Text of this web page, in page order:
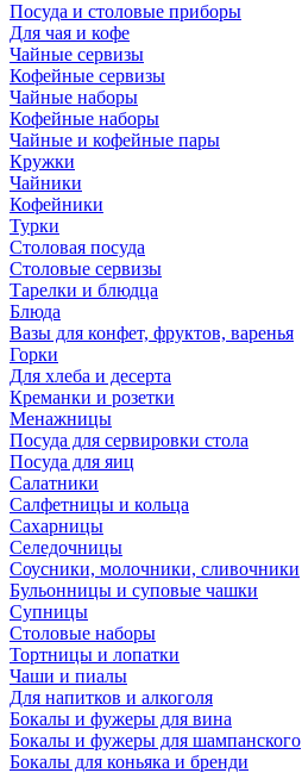
Посуда и столовые приборы
Для чая и кофе
Чайные сервизы
Кофейные сервизы
Чайные наборы
Кофейные наборы
Чайные и кофейные пары
Кружки
Чайники
Кофейники
Турки
Столовая посуда
Столовые сервизы
Тарелки и блюдца
Блюда
Вазы для конфет, фруктов, варенья
Горки
Для хлеба и десерта
Креманки и розетки
Менажницы
Посуда для сервировки стола
Посуда для яиц
Салатники
Салфетницы и кольца
Сахарницы
Селедочницы
Соусники, молочники, сливочники
Бульонницы и суповые чашки
Супницы
Столовые наборы
Тортницы и лопатки
Чаши и пиалы
Для напитков и алкоголя
Бокалы и фужеры для вина
Бокалы и фужеры для шампанского
Бокалы для коньяка и бренди